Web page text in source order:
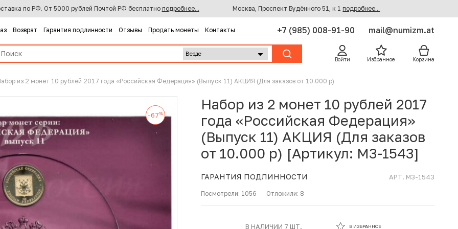
по РФ. От 5000 рублей Почтой РФ бесплатно подробнее... Москва, Проспект Будённого 51, к 1 подробнее...
Возврат Гарантия подлинности Отзывы Продать монеты Контакты +7 (985) 008-91-90 mail@numizm.at
Войти Избранное Корзина
из 2 монет 10 рублей 2017 года «Российская Федерация» (Выпуск 11) АКЦИЯ (Для заказов от 10.000 р)
-67%
Набор из 2 монет 10 рублей 2017
года «Российская Федерация»
(Выпуск 11) АКЦИЯ (Для заказов
от 10.000 р) [Артикул: M3-1543]
ГАРАНТИЯ ПОДЛИННОСТИ АРТ. M3-1543
Посмотрели: 1056 Отложили: 8
В НАЛИЧИИ 7 ШТ.
В ИЗБРАННОЕ